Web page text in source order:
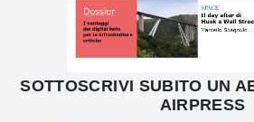
SOTTOSCRIVI SUBITO UN
AIRPRESS